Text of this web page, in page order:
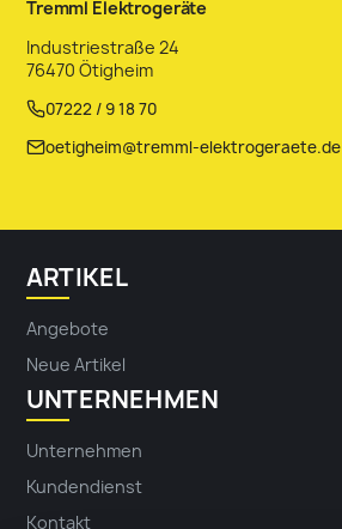
Tremml Elektrogeräte
Industriestraße 24
76470 Ötigheim
07222 / 9 18 70
oetigheim@tremml-elektrogeraete.de
ARTIKEL
Angebote
Neue Artikel
UNTERNEHMEN
Unternehmen
Kundendienst
Kontakt